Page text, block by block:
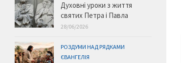
Духовні уроки з життя
святих Петра і Павла
28/06/2026
РОЗДУМИ НАД РЯДКАМИ
ЄВАНГЕЛІЯ